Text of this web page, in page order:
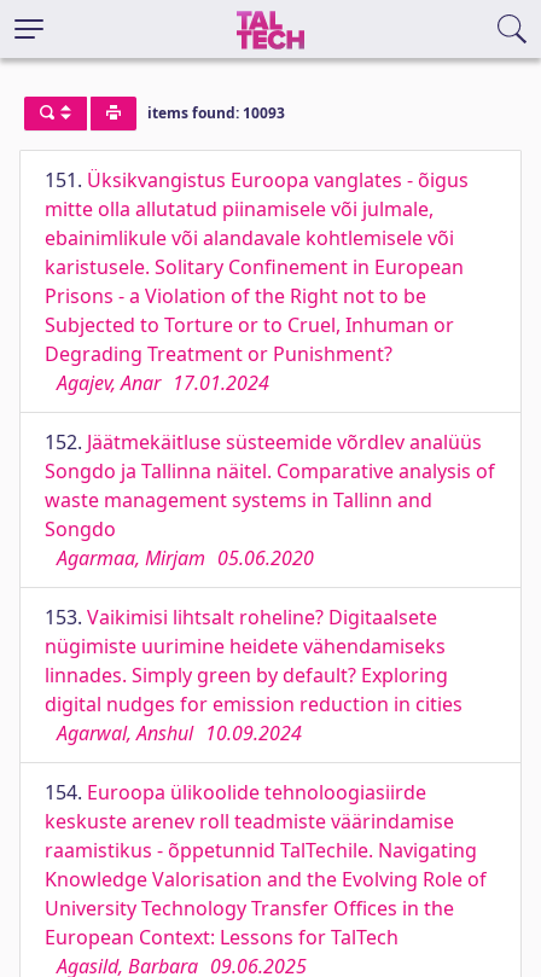
items found: 10093
151. Üksikvangistus Euroopa vanglates - õigus
mitte olla allutatud piinamisele või julmale,
ebainimlikule või alandavale kohtlemisele või
karistusele. Solitary Confinement in European
Prisons - a Violation of the Right not to be
Subjected to Torture or to Cruel, Inhuman or
Degrading Treatment or Punishment?
Agajev, Anar 17.01.2024
152. Jäätmekäitluse süsteemide võrdlev analüüs
Songdo ja Tallinna näitel. Comparative analysis of
waste management systems in Tallinn and
Songdo
Agarmaa, Mirjam 05.06.2020
153. Vaikimisi lihtsalt roheline? Digitaalsete
nügimiste uurimine heidete vähendamiseks
linnades. Simply green by default? Exploring
digital nudges for emission reduction in cities
Agarwal, Anshul 10.09.2024
154. Euroopa ülikoolide tehnoloogiasiirde
keskuste arenev roll teadmiste väärindamise
raamistikus - õppetunnid TalTechile. Navigating
Knowledge Valorisation and the Evolving Role of
University Technology Transfer Offices in the
European Context: Lessons for TalTech
Agasild, Barbara 09.06.2025